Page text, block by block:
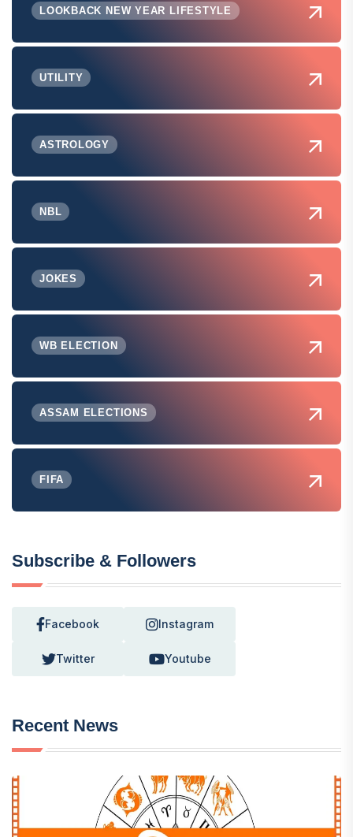
LOOKBACK NEW YEAR LIFESTYLE
UTILITY
ASTROLOGY
NBL
JOKES
WB ELECTION
ASSAM ELECTIONS
FIFA
Subscribe & Followers
Facebook Instagram
Twitter Youtube
Recent News